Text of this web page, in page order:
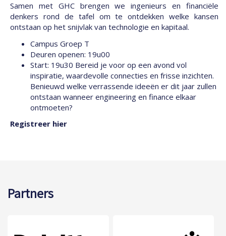
Samen met GHC brengen we ingenieurs en financiële
denkers rond de tafel om te ontdekken welke kansen
ontstaan op het snijvlak van technologie en kapitaal.
Campus Groep T
Deuren openen: 19u00
Start: 19u30 Bereid je voor op een avond vol
inspiratie, waardevolle connecties en frisse inzichten.
Benieuwd welke verrassende ideeën er dit jaar zullen
ontstaan wanneer engineering en finance elkaar
ontmoeten?
Registreer hier
Partners